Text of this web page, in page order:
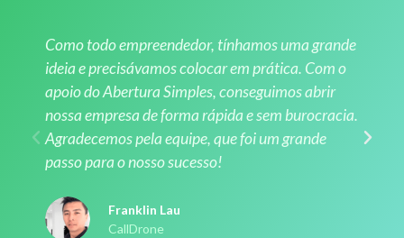
Como todo empreendedor, tínhamos uma grande
ideia e precisávamos colocar em prática. Com o
apoio do Abertura Simples, conseguimos abrir
nossa empresa de forma rápida e sem burocracia.
Agradecemos pela equipe, que foi um grande
passo para o nosso sucesso!
Franklin Lau
CallDrone